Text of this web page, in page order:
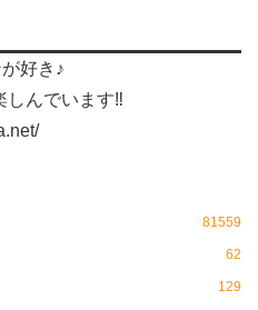
好き♪
しんでいます‼
81559
62
129